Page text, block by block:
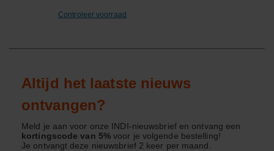
Controleer voorraad
Altijd het laatste nieuws
ontvangen?
Meld je aan voor onze INDI-nieuwsbrief en ontvang een
kortingscode van 5%voor je volgende bestelling!
Je ontvangt deze nieuwsbrief 2 keer per maand.